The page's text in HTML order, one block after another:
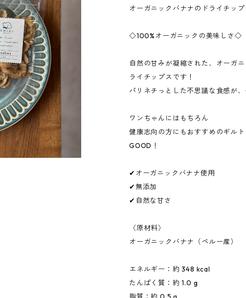
オーガニックバナナのドライチッ
◇100%オーガニックの美味しさ◇
自然の甘みが凝縮された、オーガ
ライチップスです！
パリネチっとした不思議な食感が、
ワンちゃんにはもちろん
健康志向の方にもおすすめのギル
GOOD！
✔︎オーガニックバナナ使用
✔︎無添加
✔︎自然な甘さ
〈原材料〉
オーガニックバナナ（ペルー産）
エネルギー：約 348 kcal
たんぱく質：約 1.0 g